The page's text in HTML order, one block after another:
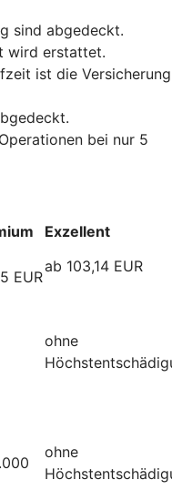
sind abgedeckt.
wird erstattet.
ist die Versicherung
bei nur 5
Exzellent
EUR
ab 103,14 EUR
ohne
ohne